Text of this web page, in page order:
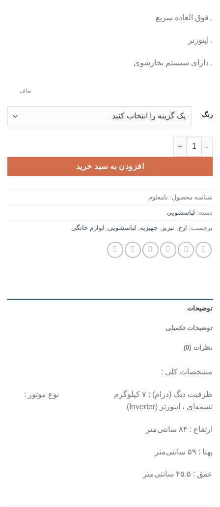
. فوق العاده سریع
. اینورتر
. دارای سیستم بخارشوی
رنگ
صاف
افزودن به سبد خرید
شناسه محصول: نامعلوم
دسته: لباسشویی
برچسب: ارج, تبریز , جهیزیه, لباسشویی, لوازم خانگی
توضیحات
توضیحات تکمیلی
نظرات (0)
مشخصات کلی :
ظرفیت دیگ (درام) : ۷ کیلوگرم نوع موتور :
تسمه‌ای ، اینورتر (Inverter)
ارتفاع : ۸۴ سانتی‌متر
پهنا : ۵۹ سانتی‌متر
عمق : ۴۵.۵ سانتی‌متر